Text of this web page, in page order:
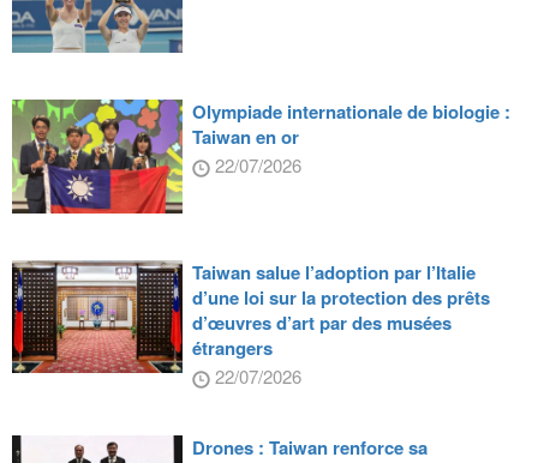
Olympiade internationale de biologie :
Taiwan en or
22/07/2026
Taiwan salue l’adoption par l’Italie
d’une loi sur la protection des prêts
d’œuvres d’art par des musées
étrangers
22/07/2026
Drones : Taiwan renforce sa